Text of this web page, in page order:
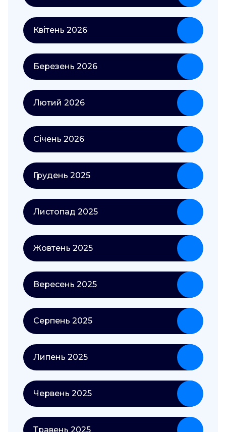
Квітень 2026
Березень 2026
Лютий 2026
Січень 2026
Грудень 2025
Листопад 2025
Жовтень 2025
Вересень 2025
Серпень 2025
Липень 2025
Червень 2025
Травень 2025